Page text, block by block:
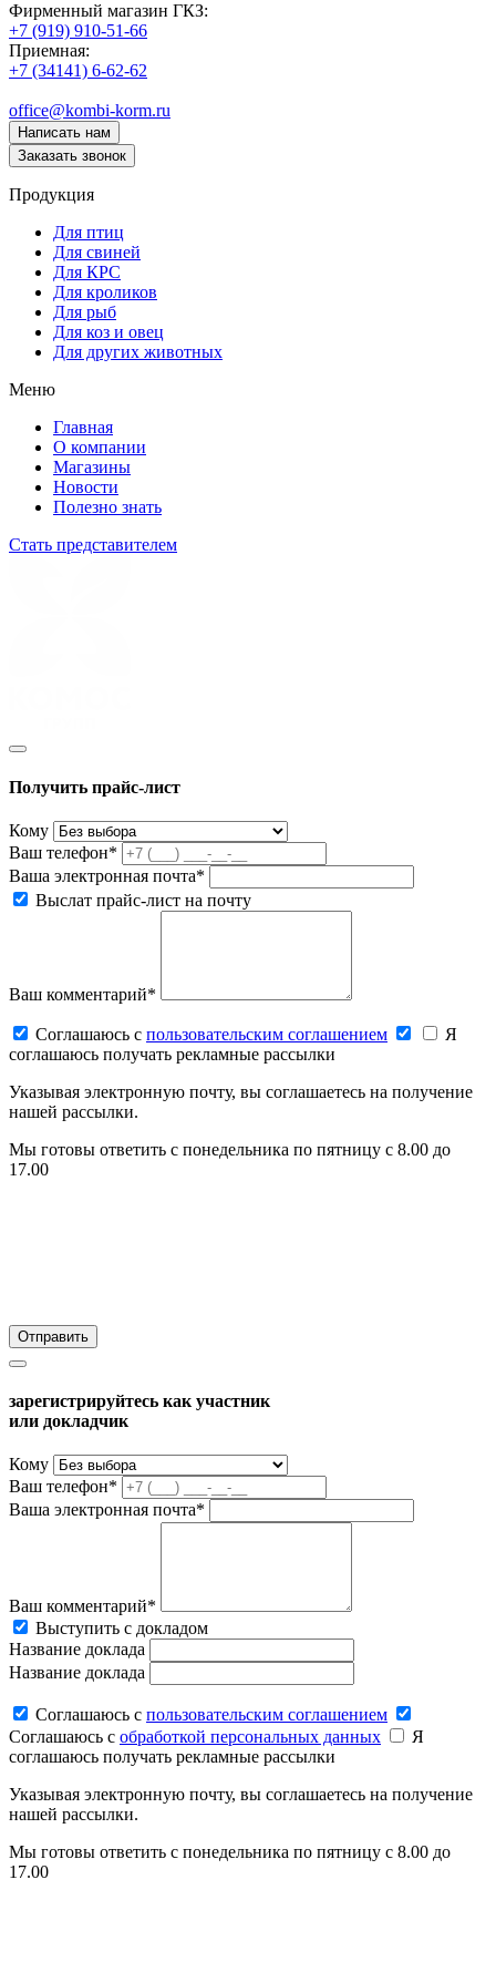
Фирменный магазин ГКЗ:
+7 (919) 910-51-66
Приемная:
+7 (34141) 6-62-62
office@kombi-korm.ru
Написать нам
Заказать звонок
Продукция
Для птиц
Для свиней
Для КРС
Для кроликов
Для рыб
Для коз и овец
Для других животных
Меню
Главная
О компании
Магазины
Новости
Полезно знать
Стать представителем
Получить прайс-лист
Кому
Ваш телефон*
Ваша электронная почта*
Выслат прайс-лист на почту
Ваш комментарий*
Соглашаюсь c пользовательским соглашением
Я
соглашаюсь получать рекламные рассылки
Указывая электронную почту, вы соглашаетесь на получение
нашей рассылки.
Мы готовы ответить с понедельника по пятницу с 8.00 до
17.00
зарегистрируйтесь как участник
или докладчик
Кому
Ваш телефон*
Ваша электронная почта*
Ваш комментарий*
Выступить с докладом
Название доклада
Название доклада
Соглашаюсь c пользовательским соглашением
Соглашаюсь c обработкой персональных данных
Я
соглашаюсь получать рекламные рассылки
Указывая электронную почту, вы соглашаетесь на получение
нашей рассылки.
Мы готовы ответить с понедельника по пятницу с 8.00 до
17.00